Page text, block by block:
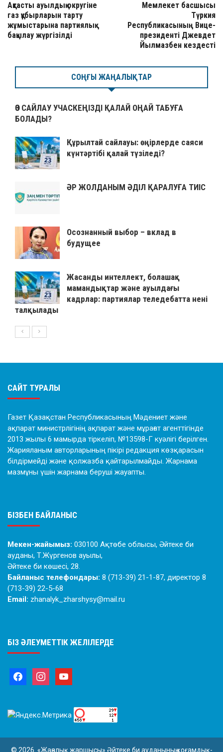
Ақтасты ауылдық округіне
газ құбырларын тарту
жұмыстарына партиялық
бақылау жүргізілді
Мемлекет басшысы
Түркия
Республикасының Вице-
президенті Джевдет
Йылмазбен кездесті
СОҢҒЫ ЖАҢАЛЫҚТАР
ӨЗ САЙЛАУ УЧАСКЕҢІЗДІ ҚАЛАЙ ОҢАЙ ТАБУҒА
БОЛАДЫ?
Құрылтай сайлауы: өңірлерде саяси
күнтәртібі қалай түзіледі?
ӘР ЖОЛДАНЫМ ӘДІЛ ҚАРАЛУҒА ТИІС
Осознанный выбор – вклад в
будущее
Жасанды интеллект, болашақ
мамандықтар және ауылдағы
кадрлар: партиялар теледебатта нені
талқылады
САЙТ ТУРАЛЫ
Газет Қазақстан Республикасының Мәдениет және
ақпарат министрлігінің ақпарат және мұрағат агенттігінде
2013 жылы 6 мамырда тіркеліп, №13598-Г куәлігі берілген.
Жарияланым авторларының пікірі редакция көзқарасын
білдірмейді және қолжазба қайтарылмайды. Жарнама
мазмұны үшін жарнама беруші жауапты.
БІЗБЕН БАЙЛАНЫС
Мекен-жайымыз: 030100 Ақтөбе облысы, Әйтеке би
ауданы, Т.Жүргенов ауылы,
Әйтеке би көшесі, 28.
Байланыс телефондары: 8 (713-39) 21-1-87, директор 8
(713-39) 22-5-68
Email: zhanalyk_zharshysy@mail.ru
БІЗ ӘЛЕУМЕТТІК ЖЕЛІЛЕРДЕ
© 2026. «Жаңалық жаршысы» Әйтеке би ауданының қоғамдық-